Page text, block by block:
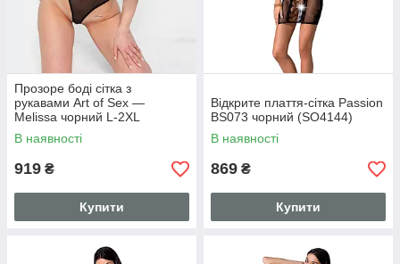
Прозоре боді сітка з
рукавами Art of Sex —
Melissa чорний L-2XL
(SO5873)
В наявності
919 ₴
Купити
Відкрите плаття-сітка Passion
BS073 чорний (SO4144)
В наявності
869 ₴
Купити